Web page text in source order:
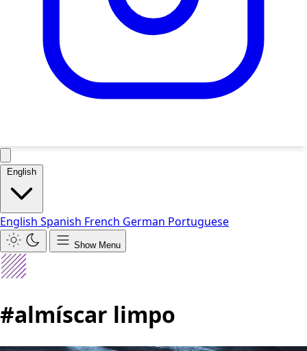
English
English Spanish French German Portuguese
Show Menu
#almíscar limpo